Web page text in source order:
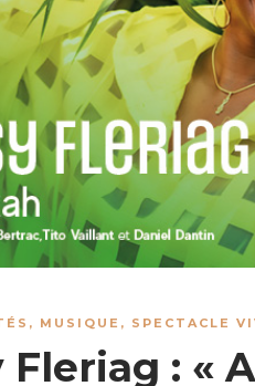
, MUSIQUE , SPECTACLE
Fleriag : «